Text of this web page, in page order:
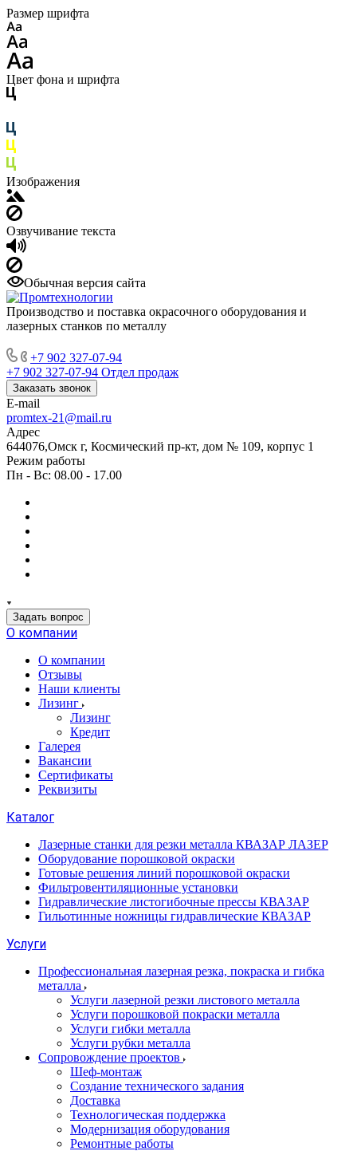
Размер шрифта
Цвет фона и шрифта
Изображения
Озвучивание текста
Обычная версия сайта
Производство и поставка окрасочного оборудования и
лазерных станков по металлу
+7 902 327-07-94
+7 902 327-07-94 Отдел продаж
Заказать звонок
E-mail
promtex-21@mail.ru
Адрес
644076,Омск г, Космический пр-кт, дом № 109, корпус 1
Режим работы
Пн - Вс: 08.00 - 17.00
Задать вопрос
О компании
О компании
Отзывы
Наши клиенты
Лизинг
Лизинг
Кредит
Галерея
Вакансии
Сертификаты
Реквизиты
Каталог
Лазерные станки для резки металла КВАЗАР ЛАЗЕР
Оборудование порошковой окраски
Готовые решения линий порошковой окраски
Фильтровентиляционные установки
Гидравлические листогибочные прессы КВАЗАР
Гильотинные ножницы гидравлические КВАЗАР
Услуги
Профессиональная лазерная резка, покраска и гибка
металла
Услуги лазерной резки листового металла
Услуги порошковой покраски металла
Услуги гибки металла
Услуги рубки металла
Сопровождение проектов
Шеф-монтаж
Создание технического задания
Доставка
Технологическая поддержка
Модернизация оборудования
Ремонтные работы